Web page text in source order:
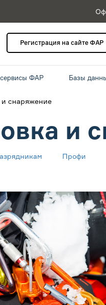
Регистрация на сайте ФАР
ФАР Базы
снаряжение
и
Профи